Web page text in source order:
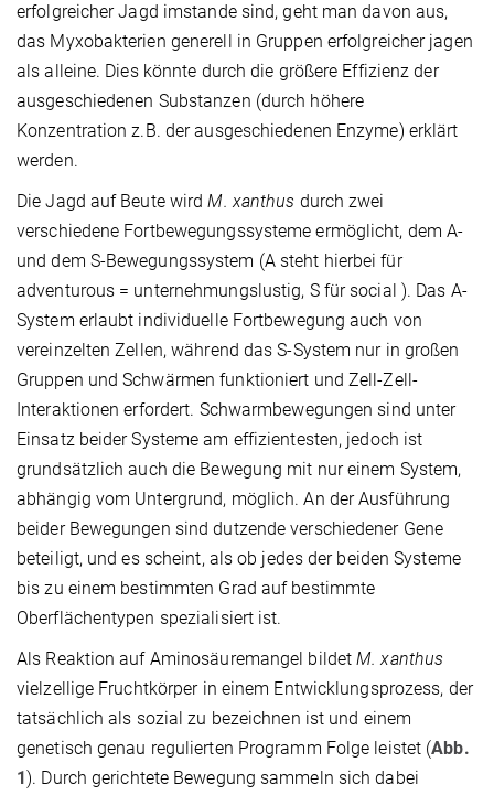
erfolgreicher Jagd imstande sind, geht man davon aus,
das Myxobakterien generell in Gruppen erfolgreicher jagen
als alleine. Dies könnte durch die größere Effizienz der
ausgeschiedenen Substanzen (durch höhere
Konzentration z.B. der ausgeschiedenen Enzyme) erklärt
werden.
Die Jagd auf Beute wirdM. xanthus durch zwei
verschiedene Fortbewegungssysteme ermöglicht, dem A-
und dem S-Bewegungssystem (A steht hierbei für
adventurous = unternehmungslustig, S für social ). Das A-
System erlaubt individuelle Fortbewegung auch von
vereinzelten Zellen, während das S-System nur in großen
Gruppen und Schwärmen funktioniert und Zell-Zell-
Interaktionen erfordert. Schwarmbewegungen sind unter
Einsatz beider Systeme am effizientesten, jedoch ist
grundsätzlich auch die Bewegung mit nur einem System,
abhängig vom Untergrund, möglich. An der Ausführung
beider Bewegungen sind dutzende verschiedener Gene
beteiligt, und es scheint, als ob jedes der beiden Systeme
bis zu einem bestimmten Grad auf bestimmte
Oberflächentypen spezialisiert ist.
Als Reaktion auf Aminosäuremangel bildetM. xanthus
vielzellige Fruchtkörper in einem Entwicklungsprozess, der
tatsächlich als sozial zu bezeichnen ist und einem
genetisch genau regulierten Programm Folge leistet (Abb.
1 ). Durch gerichtete Bewegung sammeln sich dabei